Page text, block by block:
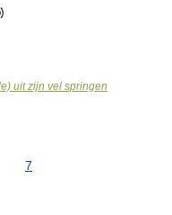
uit zijn vel springen
7